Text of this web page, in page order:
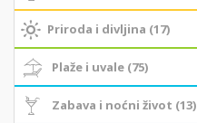
Priroda i divljina (17)
Plaže i uvale (75)
Zabava i noćni život (13)